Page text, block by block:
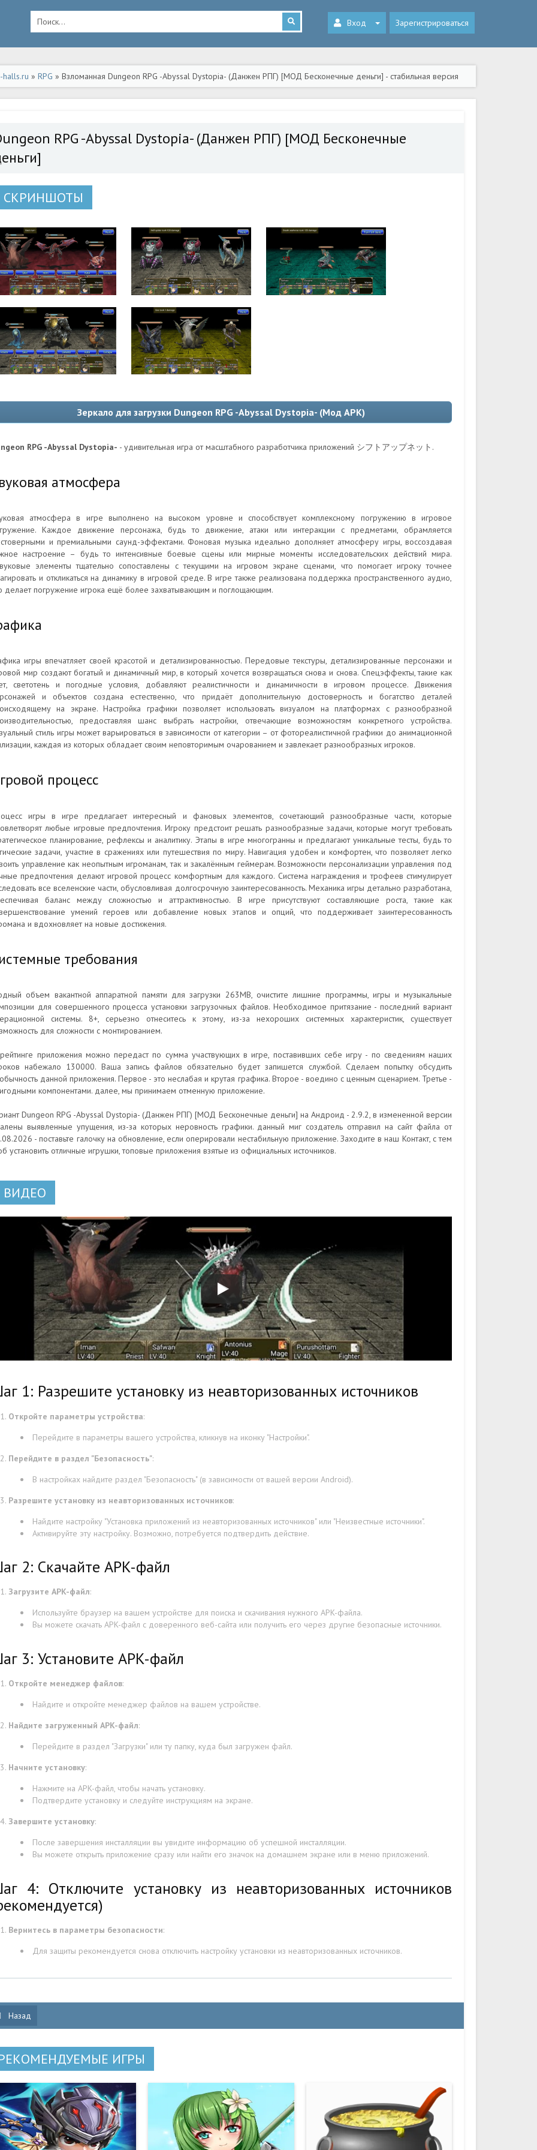
Вход Зарегистрироваться
halls.ru » RPG » Взломанная Dungeon RPG -Abyssal Dystopia- (Данжен РПГ) [МОД Бесконечные деньги] - стабильная версия
Андроид
RPG -Abyssal Dystopia- (Данжен РПГ) [МОД Бесконечные
СКРИНШОТЫ
Зеркало для загрузки Dungeon RPG -Abyssal Dystopia- (Мод APK)
RPG -Abyssal Dystopia- - удивительная игра от масштабного разработчика приложений シフトアップネット.
атмосфера
атмосфера в игре выполнено на высоком уровне и способствует комплексному погружению в игровое
Каждое движение персонажа, будь то движение, атаки или интеракции с предметами, обрамляется
и премиальными саунд-эффектами. Фоновая музыка идеально дополняет атмосферу игры, воссоздавая
настроение – будь то интенсивные боевые сцены или мирные моменты исследовательских действий мира.
элементы тщательно сопоставлены с текущими на игровом экране сценами, что помогает игроку точнее
и откликаться на динамику в игровой среде. В игре также реализована поддержка пространственного аудио,
делает погружение игрока ещё более захватывающим и поглощающим.
игры впечатляет своей красотой и детализированностью. Передовые текстуры, детализированные персонажи и
мир создают богатый и динамичный мир, в который хочется возвращаться снова и снова. Спецэффекты, такие как
светотень и погодные условия, добавляют реалистичности и динамичности в игровом процессе. Движения
и объектов создана естественно, что придаёт дополнительную достоверность и богатство деталей
на экране. Настройка графики позволяет использовать визуалом на платформах с разнообразной
предоставляя шанс выбрать настройки, отвечающие возможностям конкретного устройства.
стиль игры может варьироваться в зависимости от категории – от фотореалистичной графики до анимационной
каждая из которых обладает своим неповторимым очарованием и завлекает разнообразных игроков.
процесс
игры в игре предлагает интересный и фановых элементов, сочетающий разнообразные части, которые
любые игровые предпочтения. Игроку предстоит решать разнообразные задачи, которые могут требовать
планирование, рефлексы и аналитику. Этапы в игре многогранны и предлагают уникальные тесты, будь то
задачи, участие в сражениях или путешествия по миру. Навигация удобен и комфортен, что позволяет легко
управление как неопытным игроманам, так и закалённым геймерам. Возможности персонализации управления под
предпочтения делают игровой процесс комфортным для каждого. Система награждения и трофеев стимулирует
все вселенские части, обусловливая долгосрочную заинтересованность. Механика игры детально разработана,
баланс между сложностью и аттрактивностью. В игре присутствуют составляющие роста, такие как
умений героев или добавление новых этапов и опций, что поддерживает заинтересованность
и вдохновляет на новые достижения.
требования
объем вакантной аппаратной памяти для загрузки 263MB, очистите лишние программы, игры и музыкальные
для совершенного процесса установки загрузочных файлов. Необходимое притязание - последний вариант
системы. 8+, серьезно отнеситесь к этому, из-за нехороших системных характеристик, существует
для сложности с монтированием.
приложения можно передаст по сумма участвующих в игре, поставивших себе игру - по сведениям наших
набежало 130000. Ваша запись файлов обязательно будет запишется службой. Сделаем попытку обсудить
данной приложения. Первое - это неслабая и крутая графика. Второе - воедино с ценным сценарием. Третье -
компонентами. далее, мы принимаем отменную приложение.
Dungeon RPG -Abyssal Dystopia- (Данжен РПГ) [МОД Бесконечные деньги] на Андроид - 2.9.2, в измененной версии
выявленные упущения, из-за которых неровность графики. данный миг создатель отправил на сайт файла от
- поставьте галочку на обновление, если оперировали нестабильную приложение. Заходите в наш Контакт, с тем
установить отличные игрушки, топовые приложения взятые из официальных источников.
ВИДЕО
1: Разрешите установку из неавторизованных источников
Откройте параметры устройства:
Перейдите в параметры вашего устройства, кликнув на иконку "Настройки".
Перейдите в раздел "Безопасность":
В настройках найдите раздел "Безопасность" (в зависимости от вашей версии Android).
Разрешите установку из неавторизованных источников:
Найдите настройку "Установка приложений из неавторизованных источников" или "Неизвестные источники".
Активируйте эту настройку. Возможно, потребуется подтвердить действие.
2: Скачайте APK-файл
Загрузите APK-файл:
Используйте браузер на вашем устройстве для поиска и скачивания нужного APK-файла.
Вы можете скачать APK-файл с доверенного веб-сайта или получить его через другие безопасные источники.
3: Установите APK-файл
Откройте менеджер файлов:
Найдите и откройте менеджер файлов на вашем устройстве.
Найдите загруженный APK-файл:
Перейдите в раздел "Загрузки" или ту папку, куда был загружен файл.
Начните установку:
Нажмите на APK-файл, чтобы начать установку.
Подтвердите установку и следуйте инструкциям на экране.
Завершите установку:
После завершения инсталляции вы увидите информацию об успешной инсталляции.
Вы можете открыть приложение сразу или найти его значок на домашнем экране или в меню приложений.
4: Отключите установку из неавторизованных источников
Вернитесь в параметры безопасности:
Для защиты рекомендуется снова отключить настройку установки из неавторизованных источников.
Назад
ИГРЫ